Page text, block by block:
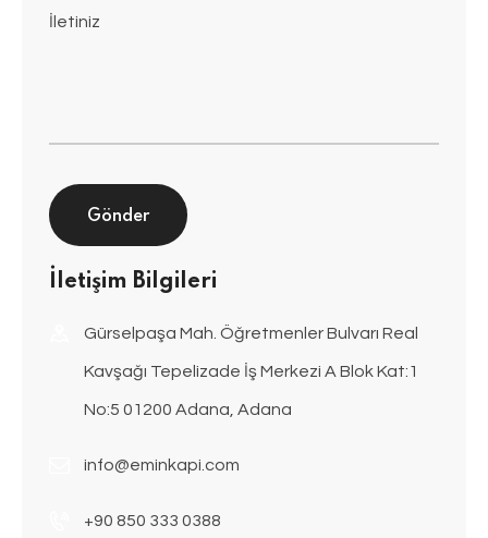
İletiniz
İletişim Bilgileri
Gürselpaşa Mah. Öğretmenler Bulvarı Real
Kavşağı Tepelizade İş Merkezi A Blok Kat:1
No:5 01200 Adana, Adana
info@eminkapi.com
+90 850 333 0388